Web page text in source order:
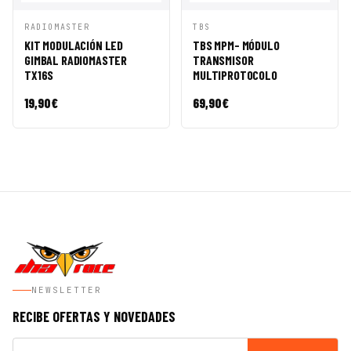
VISTA
RÁPIDA
CESTA
RADIOMASTER
KIT MODULACIÓN LED
GIMBAL RADIOMASTER
TX16S
19,90€
VISTA
RÁPIDA
CESTA
TBS
TBS MPM- MÓDULO
TRANSMISOR
MULTIPROTOCOLO
69,90€
NEWSLETTER
RECIBE OFERTAS Y NOVEDADES